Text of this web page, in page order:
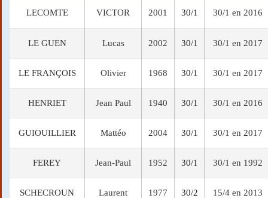
LECOMTE VICTOR 2001 30/1 30/1 en 2016
LE GUEN Lucas 2002 30/1 30/1 en 2017
LE FRANÇOIS Olivier 1968 30/1 30/1 en 2017
HENRIET Jean Paul 1940 30/1 30/1 en 2016
GUIOUILLIER Mattéo 2004 30/1 30/1 en 2017
FEREY Jean-Paul 1952 30/1 30/1 en 1992
SCHECROUN Laurent 1977 30/2 15/4 en 2013